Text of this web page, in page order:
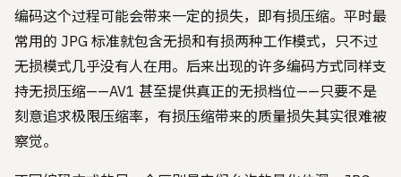
编码这个过程可能会带来一定的损失，即有损压缩。平时最
常用的 JPG 标准就包含无损和有损两种工作模式，只不过
无损模式几乎没有人在用。后来出现的许多编码方式同样支
持无损压缩——AV1 甚至提供真正的无损档位——只要不是
刻意追求极限压缩率，有损压缩带来的质量损失其实很难被
察觉。